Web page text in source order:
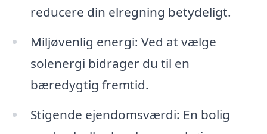
reducere din elregning betydeligt.
Miljøvenlig energi: Ved at vælge
solenergi bidrager du til en
bæredygtig fremtid.
Stigende ejendomsværdi: En bolig